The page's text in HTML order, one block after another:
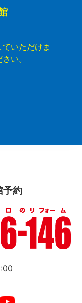
いただけま
い。
予約